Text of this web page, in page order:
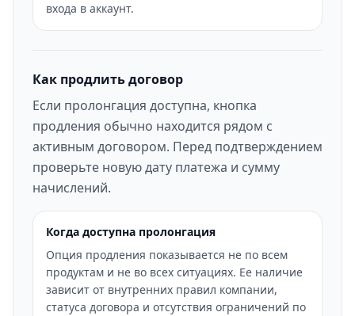
входа в аккаунт.
Как продлить договор
Если пролонгация доступна, кнопка
продления обычно находится рядом с
активным договором. Перед подтверждением
проверьте новую дату платежа и сумму
начислений.
Когда доступна пролонгация
Опция продления показывается не по всем
продуктам и не во всех ситуациях. Ее наличие
зависит от внутренних правил компании,
статуса договора и отсутствия ограничений по